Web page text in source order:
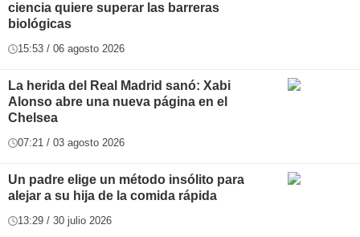
ciencia quiere superar las barreras
biológicas
15:53 / 06 agosto 2026
La herida del Real Madrid sanó: Xabi
Alonso abre una nueva página en el
Chelsea
07:21 / 03 agosto 2026
Un padre elige un método insólito para
alejar a su hija de la comida rápida
13:29 / 30 julio 2026